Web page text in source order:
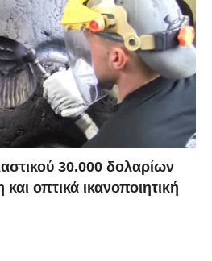
30.000 δολαρίων
οπτικά ικανοποιητική